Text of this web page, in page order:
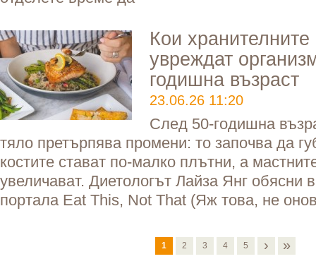
Кои
увреждат
годишна възраст
23.06.26 11:20
След 50-годишна
тяло претърпява промени: то започва да
костите стават по-малко плътни, а
увеличават. Диетологът Лайза Янг обясни
портала Eat This, Not That (Яж това, не
1 2 3 4 5 › »